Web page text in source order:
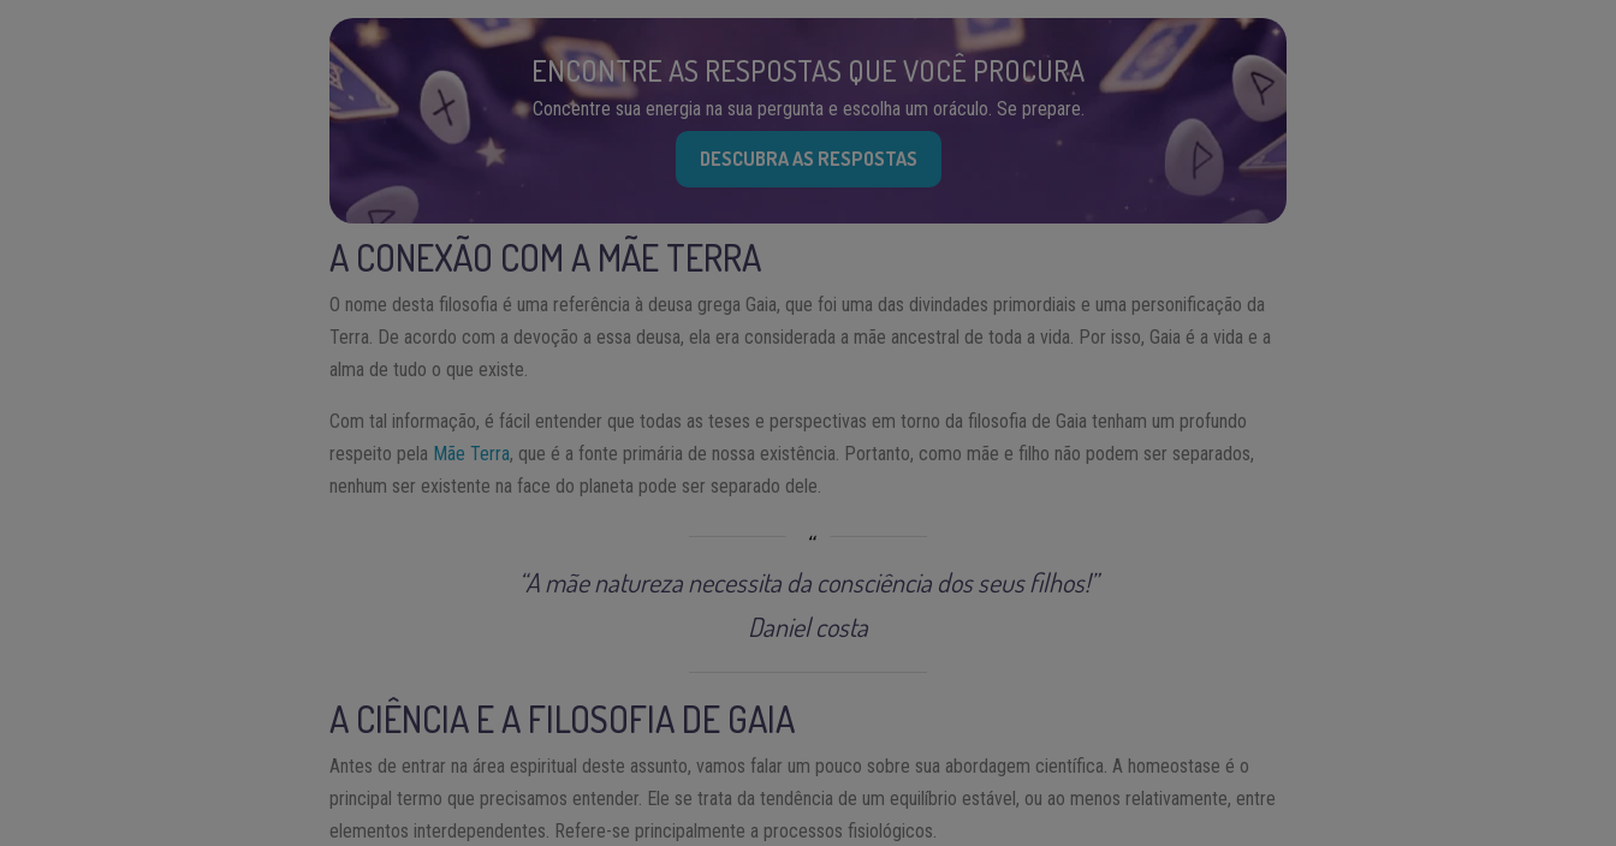
ENCONTRE AS RESPOSTAS QUE VOCÊ PROCURA
Concentre sua energia na sua pergunta e escolha um oráculo. Se prepare.
DESCUBRA AS RESPOSTAS
A CONEXÃO COM A MÃE TERRA
O nome desta filosofia é uma referência à deusa grega Gaia, que foi uma das divindades primordiais e uma personificação da
Terra. De acordo com a devoção a essa deusa, ela era considerada a mãe ancestral de toda a vida. Por isso, Gaia é a vida e a
alma de tudo o que existe.
Com tal informação, é fácil entender que todas as teses e perspectivas em torno da filosofia de Gaia tenham um profundo
respeito pela Mãe Terra, que é a fonte primária de nossa existência. Portanto, como mãe e filho não podem ser separados,
nenhum ser existente na face do planeta pode ser separado dele.
“A mãe natureza necessita da consciência dos seus filhos!”
Daniel costa
A CIÊNCIA E A FILOSOFIA DE GAIA
Antes de entrar na área espiritual deste assunto, vamos falar um pouco sobre sua abordagem científica. A homeostase é o
principal termo que precisamos entender. Ele se trata da tendência de um equilíbrio estável, ou ao menos relativamente, entre
elementos interdependentes. Refere-se principalmente a processos fisiológicos.